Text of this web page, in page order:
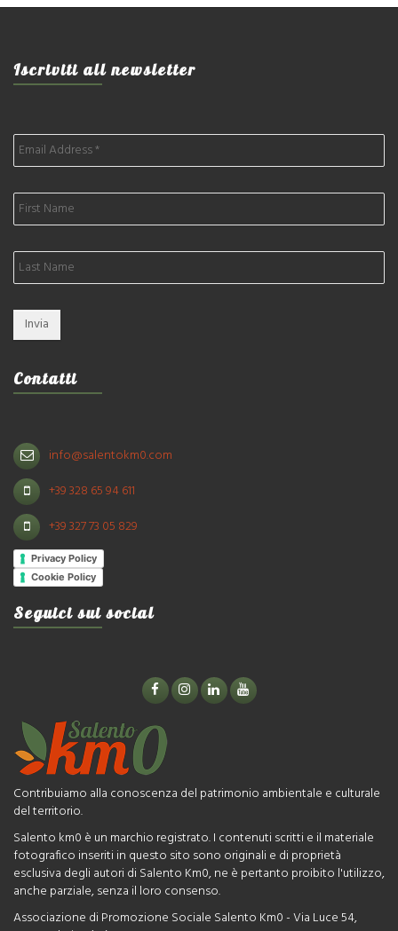
Iscriviti all newsletter
Contatti
info@salentokm0.com
+39 328 65 94 611
+39 327 73 05 829
Privacy Policy
Cookie Policy
Seguici sui social
Contribuiamo alla conoscenza del patrimonio ambientale e culturale
del territorio.
Salento km0 è un marchio registrato. I contenuti scritti e il materiale
fotografico inseriti in questo sito sono originali e di proprietà
esclusiva degli autori di Salento Km0, ne è pertanto proibito l'utilizzo,
anche parziale, senza il loro consenso.
Associazione di Promozione Sociale Salento Km0 - Via Luce 54,